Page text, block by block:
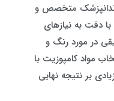
دندانپزشک متخصص و
دقت به نیازهای
در مورد رنگ و
مواد کامپوزیت با
بر نتیجه نهایی